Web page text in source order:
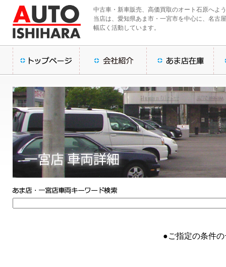
中古車・新車販売、高価買取のオート石原へよ
当店は、愛知県あま市・一宮市を中心に、名古
幅広く活動しています。
●ご指定の条件